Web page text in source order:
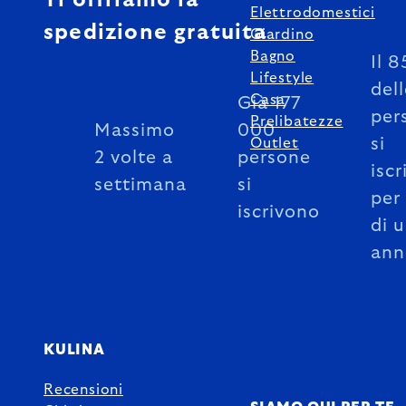
spedizione gratuita
Massimo
2 volte a
settimana
Già 177
000
persone
si
iscrivono
Il
si
per
di
Elettrodomestici
Giardino
Bagno
Lifestyle
Casa
Prelibatezze
Outlet
KULINA
Recensioni